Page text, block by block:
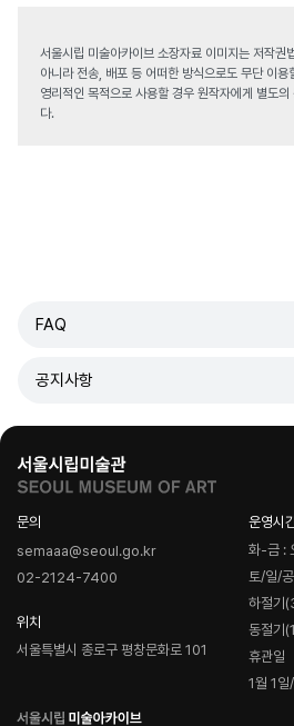
서울시립 미술아카이브 소장자료 이미지는 저작권
아니라 전송, 배포 등 어떠한 방식으로도 무단 이용
영리적인 목적으로 사용할 경우 원작자에게 별도의
다.
FAQ
공지사항
문의
semaaa@seoul.go.kr
02-2124-7400
위치
서울특별시 종로구 평창문화로 101
운영시
화-금 :
토/일/
하절기
동절기
휴관일
1월 1일
로